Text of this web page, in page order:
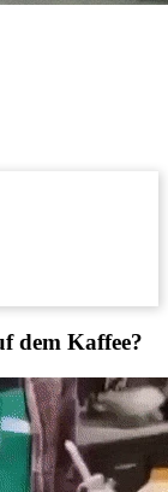
dem Kaffee?